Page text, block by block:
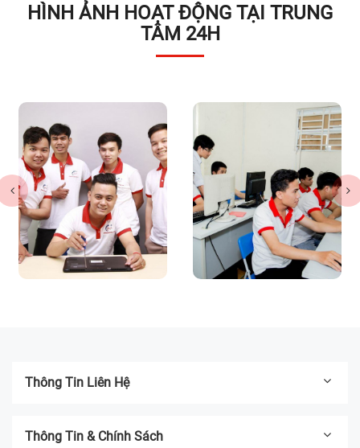
HÌNH ẢNH HOẠT ĐỘNG TẠI TRUNG
TÂM 24H
Thông Tin Liên Hệ
Thông Tin & Chính Sách